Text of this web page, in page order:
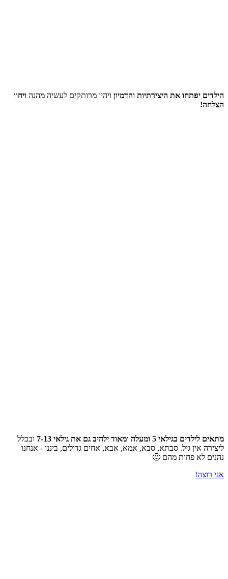
הילדים יפתחו את היצירתיות והדמיון ויהיו מרותקים לעשיה מהנה ויחוו
הצלחה!
מתאים לילדים בגילאי 5 ומעלה ומאוד ילהיב גם את גילאי 7-13
ובכלל
ליצירה אין גיל. סבתא, סבא, אמא, אבא, אחים גדולים, ביננו - אנחנו
נהנים לא פחות מהם 🙂
אני רוצה!